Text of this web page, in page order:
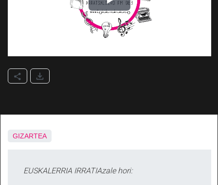
GIZARTEA
EUSKALERRIA IRRATIAzale hori: